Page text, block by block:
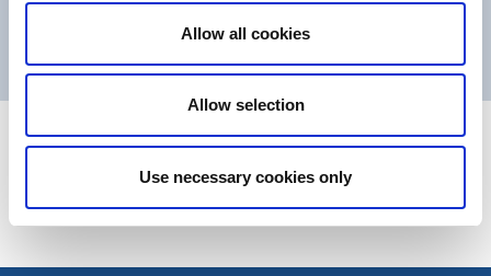
Allow all cookies
Allow selection
Use necessary cookies only
Inkvarteringsrapporter månad för månad 2019
Senast uppdaterad:19 maj 2021